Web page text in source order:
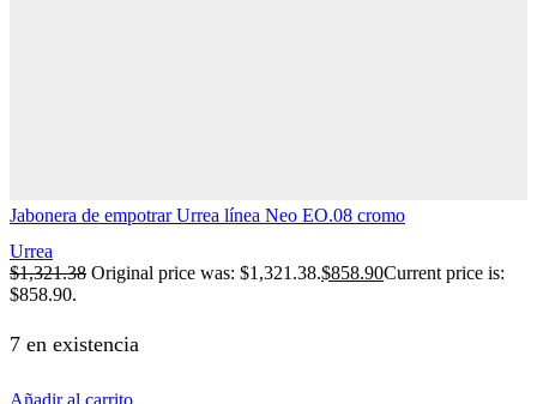
Jabonera de empotrar Urrea línea Neo EO.08 cromo
Urrea
$1,321.38 Original price was: $1,321.38.$858.90Current price is:
$858.90.
7 en existencia
Añadir al carrito